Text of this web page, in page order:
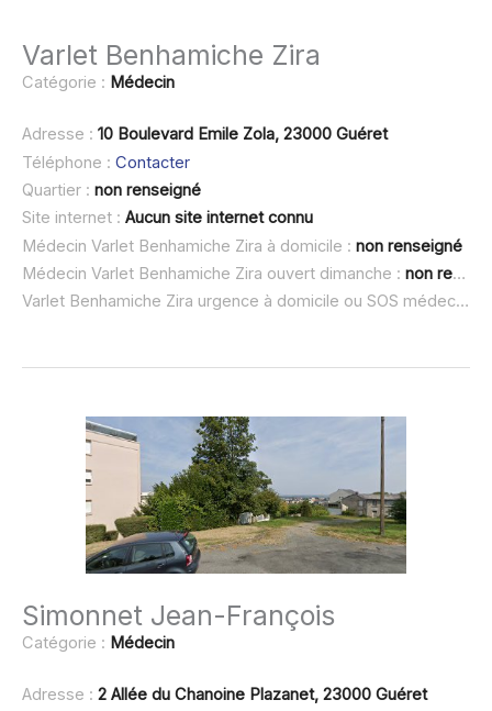
Varlet Benhamiche Zira
Catégorie : Médecin
Adresse : 10 Boulevard Emile Zola, 23000 Guéret
Téléphone : Contacter
Quartier : non renseigné
Site internet : Aucun site internet connu
Médecin Varlet Benhamiche Zira à domicile : non renseigné
Médecin Varlet Benhamiche Zira ouvert dimanche : non renseigné
Varlet Benhamiche Zira urgence à domicile ou SOS médecin :
Simonnet Jean-François
Catégorie : Médecin
Adresse : 2 Allée du Chanoine Plazanet, 23000 Guéret